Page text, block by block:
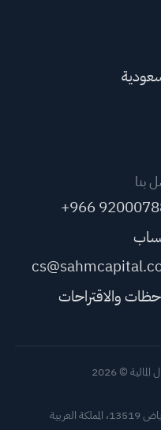
بنا
+966
والاقتراحات
© 2026
مركز الملك عبد الله المالي، الدور 5 برج 3.05، الرياض 13519، المملكة العربية